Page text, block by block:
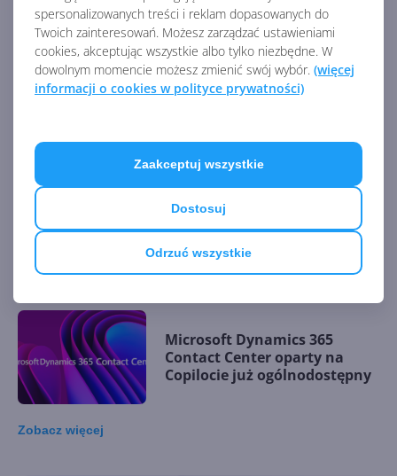
spersonalizowanych treści i reklam dopasowanych do
Twoich zainteresowań. Możesz zarządzać ustawieniami
cookies, akceptując wszystkie albo tylko niezbędne. W
dowolnym momencie możesz zmienić swój wybór. (więcej
informacji o cookies w polityce prywatności)
Odrzuć wszystkie
Dostosuj
Zaakceptuj wszystkie
Lepsze planowanie z
Microsoft Fabric, Power BI i
Lumel
Microsoft Viva Glint z nową
funkcjonalnością 360
Feedback
Microsoft Dynamics 365
Contact Center oparty na
Copilocie już ogólnodostępny
Zobacz więcej